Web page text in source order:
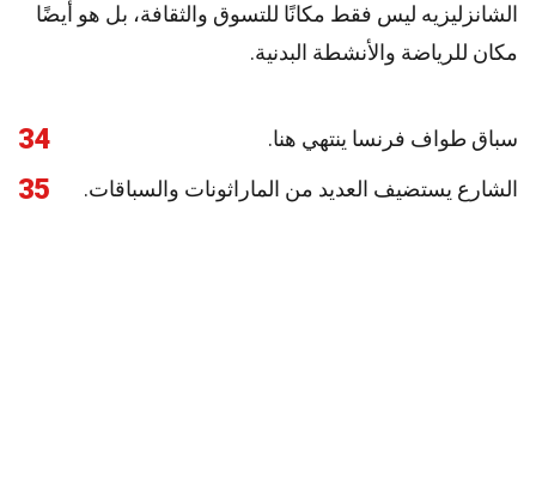
الشانزليزيه ليس فقط مكانًا للتسوق والثقافة، بل هو أيضًا
مكان للرياضة والأنشطة البدنية.
34 سباق طواف فرنسا ينتهي هنا.
35 الشارع يستضيف العديد من الماراثونات والسباقات.